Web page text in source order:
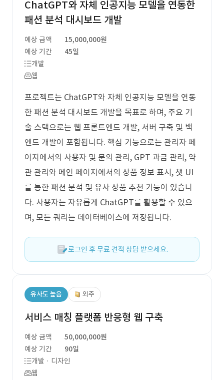
ChatGPT와 자체 인공지능 모델을 연동한
패션 분석 대시보드 개발
예상 금액
15,000,000원
예상 기간
45일
개발
웹
프로젝트는 ChatGPT와 자체 인공지능 모델을 연동
한 패션 분석 대시보드 개발을 목표로 하며, 주요 기
술 스택으로는 웹 프론트엔드 개발, 서버 구축 및 백
엔드 개발이 포함됩니다. 핵심 기능으로는 관리자 페
이지에서의 사용자 및 문의 관리, GPT 과금 관리, 약
관 관리와 메인 페이지에서의 상품 정보 표시, 챗 UI
를 통한 패션 분석 및 유사 상품 추천 기능이 있습니
다. 사용자는 자유롭게 ChatGPT를 활용할 수 있으
며, 모든 쿼리는 데이터베이스에 저장됩니다.
로그인 후 무료 견적 상담 받으세요.
유사도 높음 외주
서비스 매칭 플랫폼 반응형 웹 구축
예상 금액
50,000,000원
예상 기간
90일
개발 · 디자인
웹